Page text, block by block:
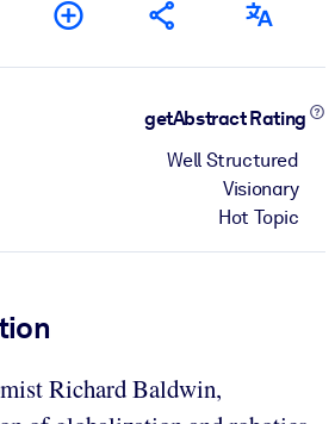
getAbstract Rating
Well Structured
Visionary
Hot Topic
Richard Baldwin,